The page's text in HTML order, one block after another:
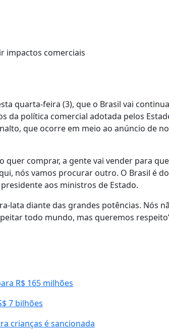
quarta-feira (3), que o Brasil vai
da política comercial adotada pelos
que ocorre em meio ao anúncio de
quer comprar, a gente vai vender para
nós vamos procurar outro. O Brasil é
aos ministros de Estado.
lata diante das grandes potências. Nós
todo mundo, mas queremos
R$ 165 milhões
7 bilhões
crianças é sancionada